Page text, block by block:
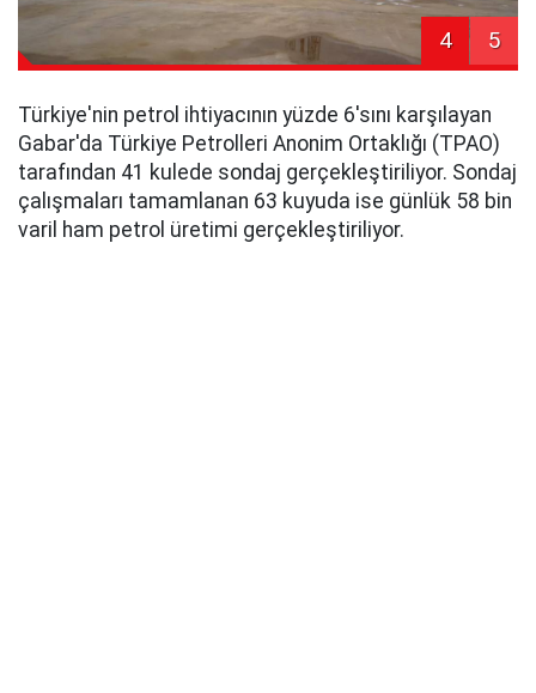
4 5
Türkiye'nin petrol ihtiyacının yüzde 6'sını karşılayan
Gabar'da Türkiye Petrolleri Anonim Ortaklığı (TPAO)
tarafından 41 kulede sondaj gerçekleştiriliyor. Sondaj
çalışmaları tamamlanan 63 kuyuda ise günlük 58 bin
varil ham petrol üretimi gerçekleştiriliyor.